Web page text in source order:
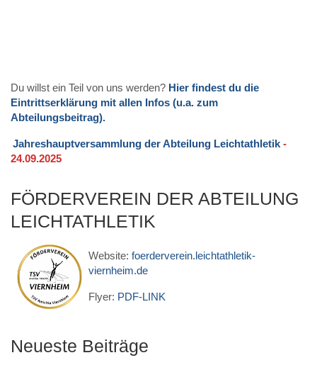
Du willst ein Teil von uns werden? Hier findest du die
Eintrittserklärung mit allen Infos (u.a. zum
Abteilungsbeitrag).
Jahreshauptversammlung der Abteilung Leichtathletik -
24.09.2025
FÖRDERVEREIN DER ABTEILUNG
LEICHTATHLETIK
Website: foerderverein.leichtathletik-
viernheim.de
Flyer: PDF-LINK
Neueste Beiträge